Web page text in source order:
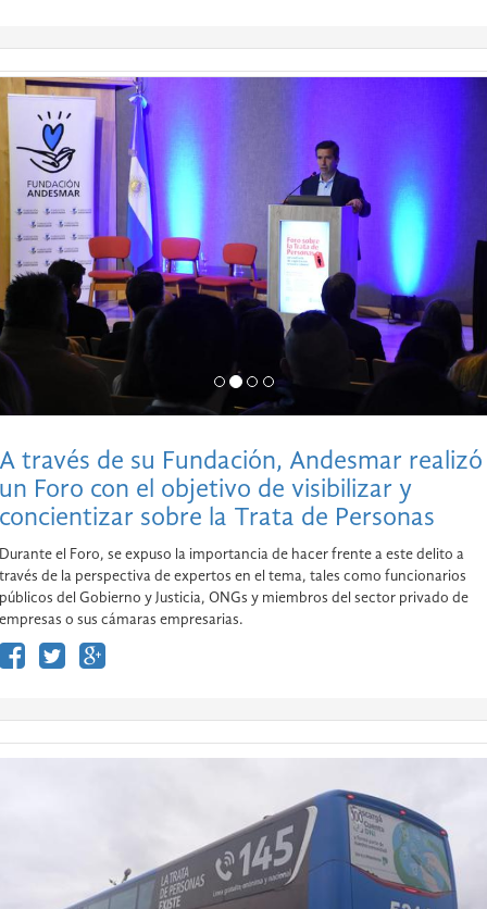
A través de su Fundación, Andesmar realizó
un Foro con el objetivo de visibilizar y
concientizar sobre la Trata de Personas
Durante el Foro, se expuso la importancia de hacer frente a este delito a
través de la perspectiva de expertos en el tema, tales como funcionarios
públicos del Gobierno y Justicia, ONGs y miembros del sector privado de
empresas o sus cámaras empresarias.